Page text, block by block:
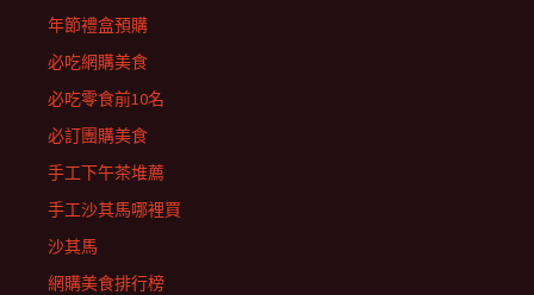
年節禮盒預購
必吃網購美食
必吃零食前10名
必訂團購美食
手工下午茶堆薦
手工沙其馬哪裡買
沙其馬
網購美食排行榜